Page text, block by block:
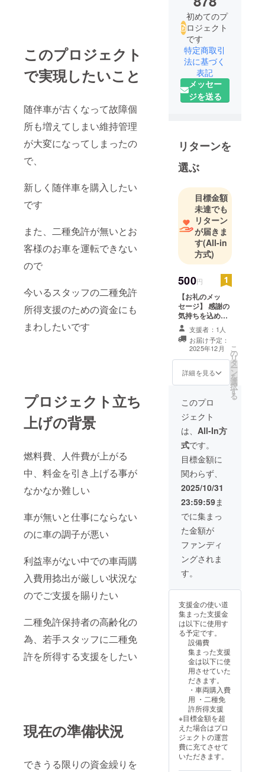
このプロジェクト
で実現したいこと
随伴車が古くなって故障個
所も増えてしまい維持管理
が大変になってしまったの
で、
新しく随伴車を購入したい
です
また、二種免許が無いとお
客様のお車を運転できない
ので
今いるスタッフの二種免許
所得支援のための資金にも
まわしたいです
プロジェクト立ち
上げの背景
燃料費、人件費が上がる
中、料金を引き上げる事が
なかなか難しい
車が無いと仕事にならない
のに車の調子が悪い
利益率がない中での車両購
入費用捻出が厳しい状況な
のでご支援を賜りたい
二種免許保持者の高齢化の
為、若手スタッフに二種免
許を所得する支援をしたい
現在の準備状況
できうる限りの資金繰りを
初めてのプ
ロジェクト
です
特定商取引
法に基づく
表記
メッセー
ジを送る
リターンを
選ぶ
目標金額
未達でも
リターン
が届きま
す(All-in
方式)
500円
【お礼のメッ
セージ】 感謝の
気持ちを込め
て、お礼のメッ
セージをお送り
します。
支援者：1人
お届け予定：
2025年12月
詳細を見る
こ
の
リ
タ
ー
ン
を
選
択
す
る
このプロ
ジェクト
は、 All-In方
式です。
目標金額に
関わらず、
2025/10/31
23:59:59ま
でに集まっ
た金額が
ファンディ
ングされま
す。
支援金の使い道
集まった支援金
は以下に使用す
る予定です。
設備費
集まった支援
金は以下に使
用させていた
だきます。
・車両購入費
用 ・二種免
許所得支援
※目標金額を超
えた場合はプロ
ジェクトの運営
費に充てさせて
いただきます。